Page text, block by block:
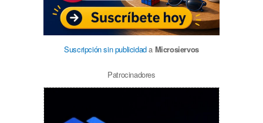
Suscripción sin publicidada Microsiervos
Patrocinadores